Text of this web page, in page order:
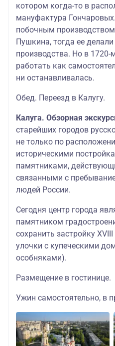
котором когда-то в
мануфактура
побочным
Пушкина, тогда ее
производства. Но в
работать как
ни останавливалась.
Обед. Переезд в Калугу.
Калуга. Обзорная
старейших городов
не только по
историческими
памятниками,
связанными с
людей России.
Сегодня центр города
памятником
сохранить застройку
улочки с купеческими
особняками).
Размещение в гостинице.
Ужин самостоятельно, в